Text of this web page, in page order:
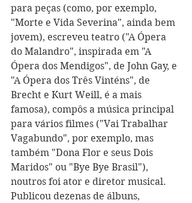
para peças (como, por exemplo,
"Morte e Vida Severina", ainda bem
jovem), escreveu teatro ("A Ópera
do Malandro", inspirada em "A
Ópera dos Mendigos", de John Gay, e
"A Ópera dos Três Vinténs", de
Brecht e Kurt Weill, é a mais
famosa), compôs a música principal
para vários filmes ("Vai Trabalhar
Vagabundo", por exemplo, mas
também "Dona Flor e seus Dois
Maridos" ou "Bye Bye Brasil"),
noutros foi ator e diretor musical.
Publicou dezenas de álbuns,